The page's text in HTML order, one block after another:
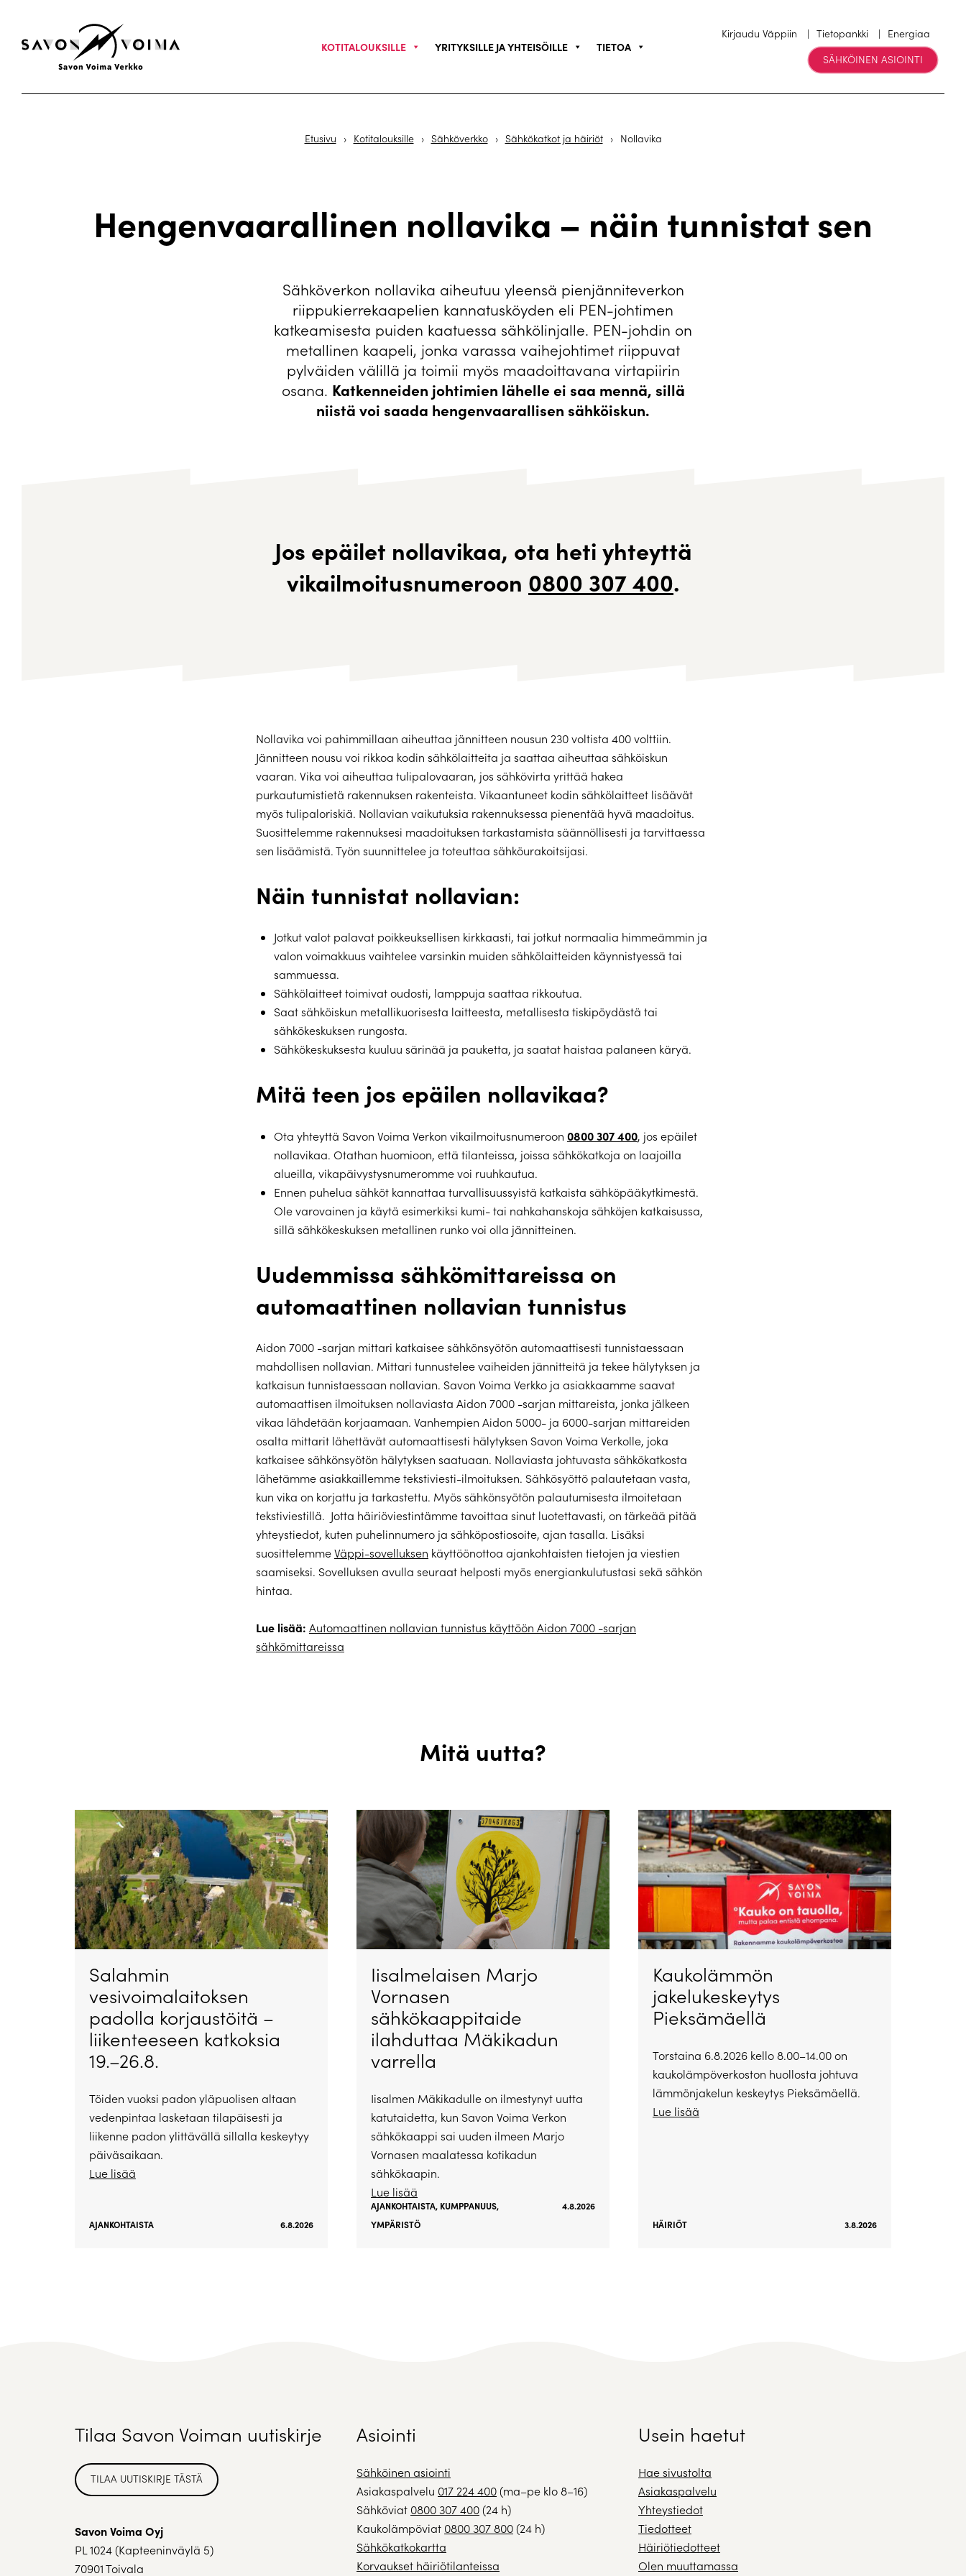
KOTITALOUKSILLE YRITYKSILLE JA YHTEISÖILLE TIETOA
Kirjaudu Väppiin Tietopankki
Energiaa
SÄHKÖINEN ASIOINTI
Etusivu › Kotitalouksille › Sähköverkko › Sähkökatkot ja häiriöt › Nollavika
Hengenvaarallinen nollavika – näin tunnistat sen
Sähköverkon nollavika aiheutuu yleensä pienjänniteverkon
riippukierrekaapelien kannatusköyden eli PEN-johtimen
katkeamisesta puiden kaatuessa sähkölinjalle. PEN-johdin on
metallinen kaapeli, jonka varassa vaihejohtimet riippuvat
pylväiden välillä ja toimii myös maadoittavana virtapiirin
osana. Katkenneiden johtimien lähelle ei saa mennä, sillä
niistä voi saada hengenvaarallisen sähköiskun.
Jos epäilet nollavikaa, ota heti yhteyttä
vikailmoitusnumeroon 0800 307 400.
Nollavika voi pahimmillaan aiheuttaa jännitteen nousun 230 voltista 400 volttiin.
Jännitteen nousu voi rikkoa kodin sähkölaitteita ja saattaa aiheuttaa sähköiskun
vaaran. Vika voi aiheuttaa tulipalovaaran, jos sähkövirta yrittää hakea
purkautumistietä rakennuksen rakenteista. Vikaantuneet kodin sähkölaitteet lisäävät
myös tulipaloriskiä. Nollavian vaikutuksia rakennuksessa pienentää hyvä maadoitus.
Suosittelemme rakennuksesi maadoituksen tarkastamista säännöllisesti ja tarvittaessa
sen lisäämistä. Työn suunnittelee ja toteuttaa sähköurakoitsijasi.
Näin tunnistat nollavian:
Jotkut valot palavat poikkeuksellisen kirkkaasti, tai jotkut normaalia himmeämmin ja
valon voimakkuus vaihtelee varsinkin muiden sähkölaitteiden käynnistyessä tai
sammuessa.
Sähkölaitteet toimivat oudosti, lamppuja saattaa rikkoutua.
Saat sähköiskun metallikuorisesta laitteesta, metallisesta tiskipöydästä tai
sähkökeskuksen rungosta.
Sähkökeskuksesta kuuluu särinää ja pauketta, ja saatat haistaa palaneen käryä.
Mitä teen jos epäilen nollavikaa?
Ota yhteyttä Savon Voima Verkon vikailmoitusnumeroon 0800 307 400, jos epäilet
nollavikaa. Otathan huomioon, että tilanteissa, joissa sähkökatkoja on laajoilla
alueilla, vikapäivystysnumeromme voi ruuhkautua.
Ennen puhelua sähköt kannattaa turvallisuussyistä katkaista sähköpääkytkimestä.
Ole varovainen ja käytä esimerkiksi kumi- tai nahkahanskoja sähköjen katkaisussa,
sillä sähkökeskuksen metallinen runko voi olla jännitteinen.
Uudemmissa sähkömittareissa on
automaattinen nollavian tunnistus
Aidon 7000 -sarjan mittari katkaisee sähkönsyötön automaattisesti tunnistaessaan
mahdollisen nollavian. Mittari tunnustelee vaiheiden jännitteitä ja tekee hälytyksen ja
katkaisun tunnistaessaan nollavian. Savon Voima Verkko ja asiakkaamme saavat
automaattisen ilmoituksen nollaviasta Aidon 7000 -sarjan mittareista, jonka jälkeen
vikaa lähdetään korjaamaan. Vanhempien Aidon 5000- ja 6000-sarjan mittareiden
osalta mittarit lähettävät automaattisesti hälytyksen Savon Voima Verkolle, joka
katkaisee sähkönsyötön hälytyksen saatuaan. Nollaviasta johtuvasta sähkökatkosta
lähetämme asiakkaillemme tekstiviesti-ilmoituksen. Sähkösyöttö palautetaan vasta,
kun vika on korjattu ja tarkastettu. Myös sähkönsyötön palautumisesta ilmoitetaan
tekstiviestillä. Jotta häiriöviestintämme tavoittaa sinut luotettavasti, on tärkeää pitää
yhteystiedot, kuten puhelinnumero ja sähköpostiosoite, ajan tasalla. Lisäksi
suosittelemmeVäppi-sovelluksen käyttöönottoa ajankohtaisten tietojen ja viestien
saamiseksi. Sovelluksen avulla seuraat helposti myös energiankulutustasi sekä sähkön
hintaa.
Lue lisää: Automaattinen nollavian tunnistus käyttöön Aidon 7000 -sarjan
sähkömittareissa
Mitä uutta?
Salahmin
vesivoimalaitoksen
padolla korjaustöitä –
liikenteeseen katkoksia
19.–26.8.
Töiden vuoksi padon yläpuolisen altaan
vedenpintaa lasketaan tilapäisesti ja
liikenne padon ylittävällä sillalla keskeytyy
päiväsaikaan.
Lue lisää
AJANKOHTAISTA 6.8.2026
Iisalmelaisen Marjo
Vornasen
sähkökaappitaide
ilahduttaa Mäkikadun
varrella
Iisalmen Mäkikadulle on ilmestynyt uutta
katutaidetta, kun Savon Voima Verkon
sähkökaappi sai uuden ilmeen Marjo
Vornasen maalatessa kotikadun
sähkökaapin.
Lue lisää
AJANKOHTAISTA, KUMPPANUUS,
YMPÄRISTÖ
4.8.2026
Kaukolämmön
jakelukeskeytys
Pieksämäellä
Torstaina 6.8.2026 kello 8.00–14.00 on
kaukolämpöverkoston huollosta johtuva
lämmönjakelun keskeytys Pieksämäellä.
Lue lisää
HÄIRIÖT 3.8.2026
Tilaa Savon Voiman uutiskirje
TILAA UUTISKIRJE TÄSTÄ
Savon Voima Oyj
PL 1024 (Kapteeninväylä 5)
70901 Toivala
Asiointi
Sähköinen asiointi
Asiakaspalvelu 017 224 400(ma–pe klo 8–16)
Sähköviat 0800 307 400(24 h)
Kaukolämpöviat 0800 307 800(24 h)
Sähkökatkokartta
Korvaukset häiriötilanteissa
Usein haetut
Hae sivustolta
Asiakaspalvelu
Yhteystiedot
Tiedotteet
Häiriötiedotteet
Olen muuttamassa